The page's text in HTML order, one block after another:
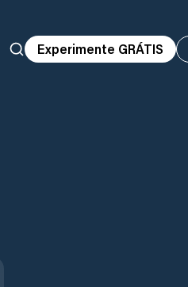
Experimente GRÁTIS